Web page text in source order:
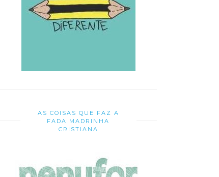
AS COISAS QUE FAZ A
FADA MADRINHA
CRISTIANA